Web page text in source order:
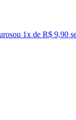
ou 1x de R$ 9,90